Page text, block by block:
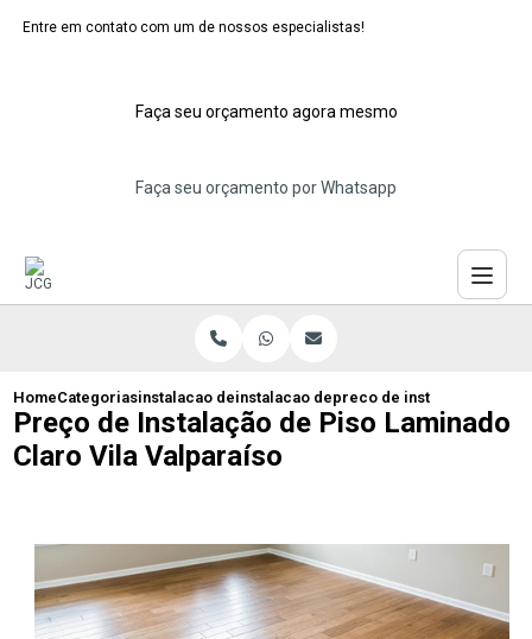
Entre em contato com um de nossos especialistas!
Faça seu orçamento agora mesmo
Faça seu orçamento por Whatsapp
HomeCategoriasinstalacao de pisos laminados
instalacao de piso laminado
preco de instalacao de
Preço de Instalação de Piso Laminado
Claro Vila Valparaíso